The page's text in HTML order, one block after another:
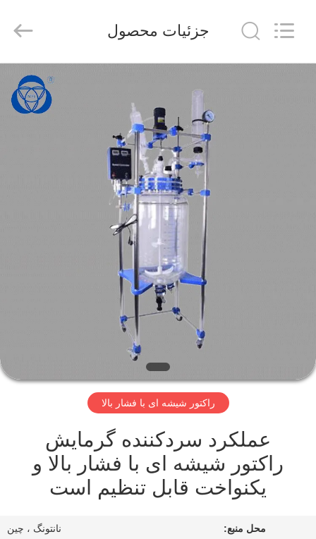
با
بگیرید
Chemglass
Co.,Ltd.
Reserved.
جزئیات محصول
راکتور شیشه ای با فشار بالا
عملکرد سردکننده گرمایش
راکتور شیشه ای با فشار بالا و
یکنواخت قابل تنظیم است
محل منبع: نانتونگ ، چین